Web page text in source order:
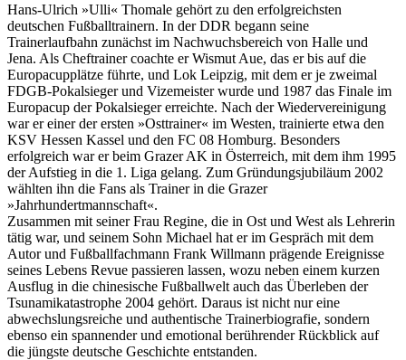
Hans-Ulrich »Ulli« Thomale gehört zu den erfolgreichsten
deutschen Fußballtrainern. In der DDR begann seine
Trainerlaufbahn zunächst im Nachwuchsbereich von Halle und
Jena. Als Cheftrainer coachte er Wismut Aue, das er bis auf die
Europacupplätze führte, und Lok Leipzig, mit dem er je zweimal
FDGB-Pokalsieger und Vizemeister wurde und 1987 das Finale im
Europacup der Pokalsieger erreichte. Nach der Wiedervereinigung
war er einer der ersten »Osttrainer« im Westen, trainierte etwa den
KSV Hessen Kassel und den FC 08 Homburg. Besonders
erfolgreich war er beim Grazer AK in Österreich, mit dem ihm 1995
der Aufstieg in die 1. Liga gelang. Zum Gründungsjubiläum 2002
wählten ihn die Fans als Trainer in die Grazer
»Jahrhundertmannschaft«.
Zusammen mit seiner Frau Regine, die in Ost und West als Lehrerin
tätig war, und seinem Sohn Michael hat er im Gespräch mit dem
Autor und Fußballfachmann Frank Willmann prägende Ereignisse
seines Lebens Revue passieren lassen, wozu neben einem kurzen
Ausflug in die chinesische Fußballwelt auch das Überleben der
Tsunamikatastrophe 2004 gehört. Daraus ist nicht nur eine
abwechslungsreiche und authentische Trainerbiografie, sondern
ebenso ein spannender und emotional berührender Rückblick auf
die jüngste deutsche Geschichte entstanden.